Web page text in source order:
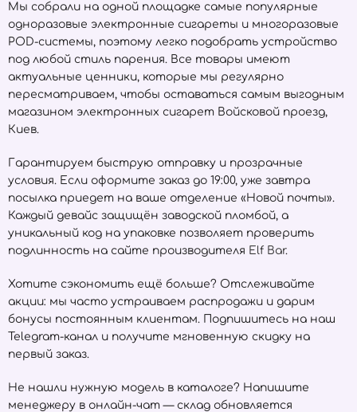
Мы собрали на одной площадке самые популярные
одноразовые электронные сигареты и многоразовые
POD-системы, поэтому легко подобрать устройство
под любой стиль парения. Все товары имеют
актуальные ценники, которые мы регулярно
пересматриваем, чтобы оставаться самым выгодным
магазином электронных сигарет Войсковой проезд,
Киев.
Гарантируем быструю отправку и прозрачные
условия. Если оформите заказ до 19:00, уже завтра
посылка приедет на ваше отделение «Новой почты».
Каждый девайс защищён заводской пломбой, а
уникальный код на упаковке позволяет проверить
подлинность на сайте производителя Elf Bar.
Хотите сэкономить ещё больше? Отслеживайте
акции: мы часто устраиваем распродажи и дарим
бонусы постоянным клиентам. Подпишитесь на наш
Telegram-канал и получите мгновенную скидку на
первый заказ.
Не нашли нужную модель в каталоге? Напишите
менеджеру в онлайн-чат — склад обновляется